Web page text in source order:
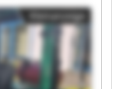
Herzog Adolf
Adolf GmbH
Adolf GmbH Herzog
Kleinanzeige